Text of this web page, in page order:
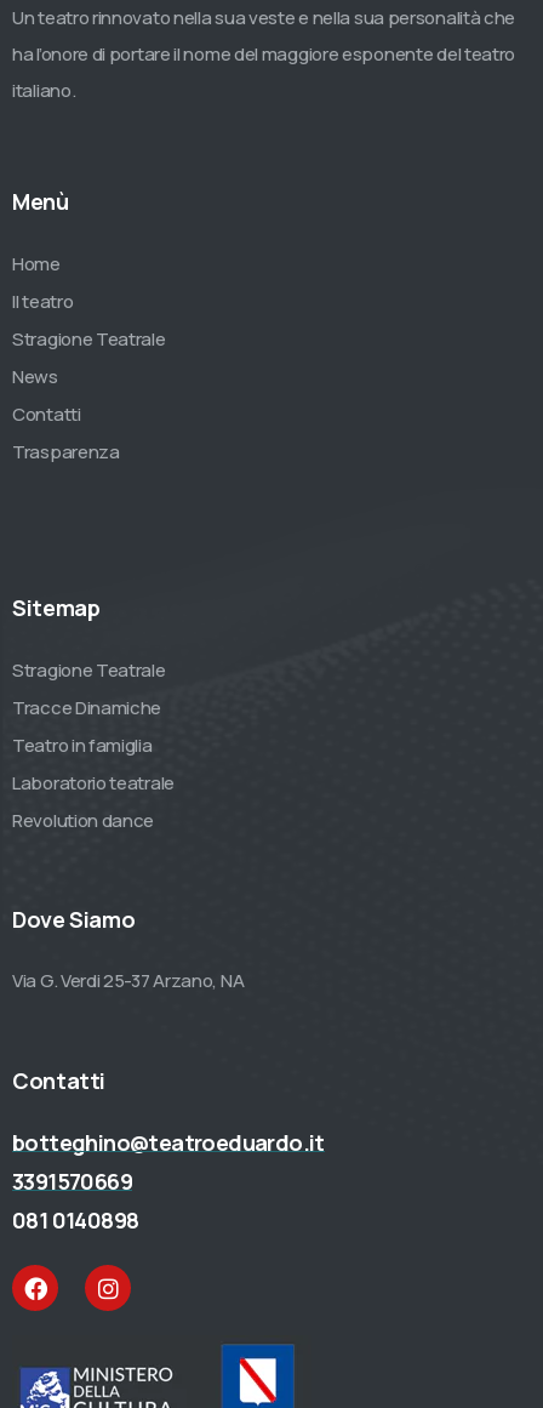
Un teatro rinnovato nella sua veste e nella sua personalità che
ha l’onore di portare il nome del maggiore esponente del teatro
italiano.
Menù
Home
Il teatro
Stragione Teatrale
News
Contatti
Trasparenza
Sitemap
Stragione Teatrale
Tracce Dinamiche
Teatro in famiglia
Laboratorio teatrale
Revolution dance
Dove Siamo
Via G. Verdi 25-37 Arzano, NA
Contatti
botteghino@teatroeduardo.it
3391570669
081 0140898